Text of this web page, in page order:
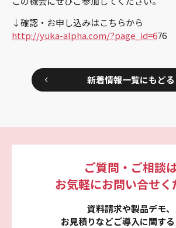
↓確認・お申し込みはこちらから
http://yuka-alpha.com/?page_id=676
新着情報一覧にもどる
ご質問・ご相談
お気軽にお問い合せく
資料請求や製品デモ、
お見積りなどご導入に関す